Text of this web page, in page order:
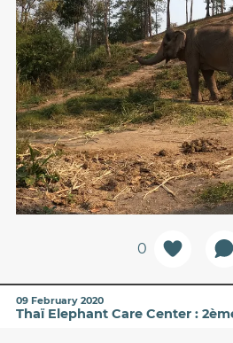
0
09 February 2020
Thaï Elephant Care Center :